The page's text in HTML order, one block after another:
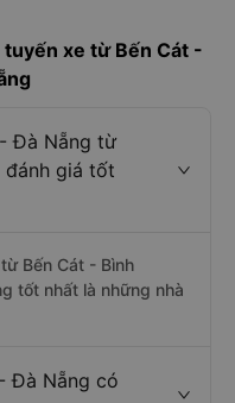
xe từ Bến Cát -
Đà Nẵng từ
đánh giá tốt
Bến Cát - Bình
tốt nhất là những nhà
Đà Nẵng có